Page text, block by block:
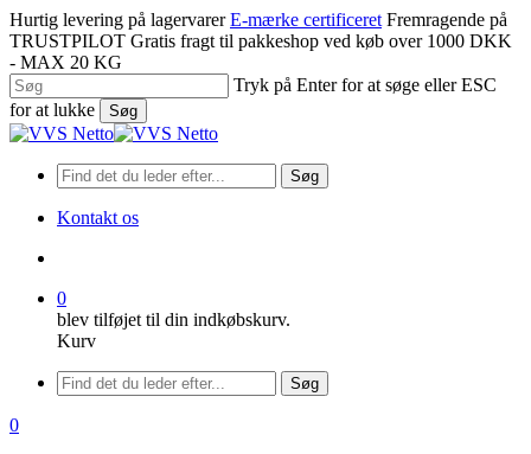
Spring
til
hovedindhold
Hurtig levering på lagervarer E-mærke certificeret Fremragende på
TRUSTPILOT Gratis fragt til pakkeshop ved køb over 1000 DKK
- MAX 20 KG
Tryk på Enter for at søge eller ESC
for at lukke
Søg
Luk
Søg
Kontakt os
0
blev tilføjet til din indkøbskurv.
Kurv
Menu
Søg
søge
0